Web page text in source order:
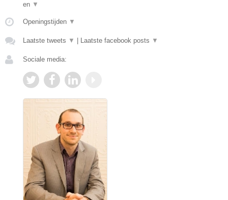
en ▼
Openingstijden ▼
Laatste tweets ▼ Laatste facebook posts ▼
Sociale media: